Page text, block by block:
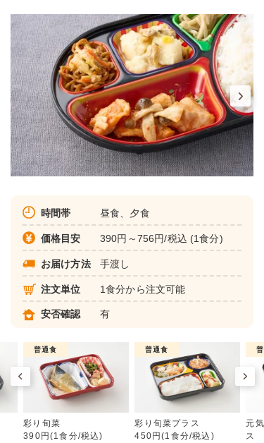
時間帯 昼食、夕食
価格目安 390円～756円/税込 (1食分)
お届け方法 手渡し
注文単位 1食分から注文可能
安否確認 有
普通食
彩り旬菜
390円(1食分/税込)
普通食
彩り旬菜プラス
450円(1食分/税込)
元
ス